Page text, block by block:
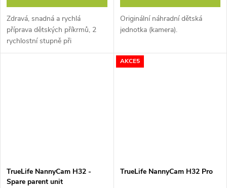
Zdravá, snadná a rychlá
příprava dětských příkrmů, 2
rychlostní stupně při
mixování, Časovač s možností
Originální náhradní dětská
jednotka (kamera).
TrueLife NannyCam H32 -
Spare parent unit
AKCE5
TrueLife NannyCam H32 Pro